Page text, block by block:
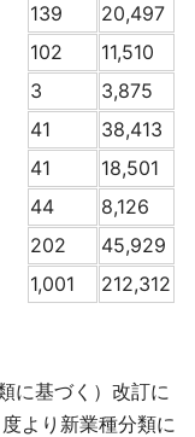
139
20,497
102
11,510
3
3,875
41
38,413
41
18,501
44
8,126
202
45,929
1,001 212,312
に基づく）改訂に
より新業種分類に